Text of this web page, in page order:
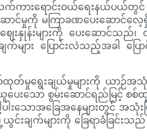
ကားရောင်းဝယ်ရေးနယ်ပယ်တွ
ဆောင်မှုကို မကြာခဏပေးဆော
းနှုန်းများကို ပေးဆောင်သည်၊
များ ပြောင်းလဲသည့်အခါ ပြေ
မှုရွေးချယ်မှုများကို ယာဉ်အသုံ
ေးသော စွမ်းဆောင်ရည်မြင့် စစ်
ါးသောအခြေအနေများတွင်
င်းချက်များကို ခြေရာခံခြ